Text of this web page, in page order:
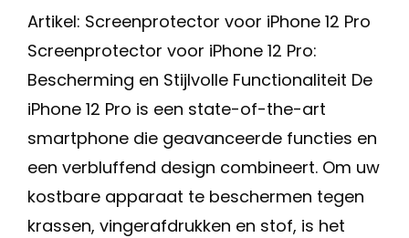
Artikel: Screenprotector voor iPhone 12 Pro
Screenprotector voor iPhone 12 Pro:
Bescherming en Stijlvolle Functionaliteit De
iPhone 12 Pro is een state-of-the-art
smartphone die geavanceerde functies en
een verbluffend design combineert. Om uw
kostbare apparaat te beschermen tegen
krassen, vingerafdrukken en stof, is het